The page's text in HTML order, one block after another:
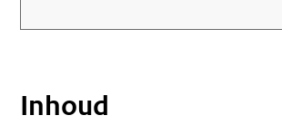
Inhoud